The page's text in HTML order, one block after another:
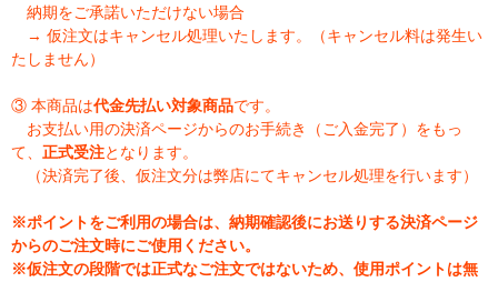
納期をご承諾いただけない場合
→ 仮注文はキャンセル処理いたします。（キャンセル料は発生い
たしません）
③ 本商品は代金先払い対象商品です。
お支払い用の決済ページからのお手続き（ご入金完了）をもっ
て、 正式受注となります。
（決済完了後、仮注文分は弊店にてキャンセル処理を行います）
※ポイントをご利用の場合は、納期確認後にお送りする決済ページ
からのご注文時にご使用ください。
※仮注文の段階では正式なご注文ではないため、使用ポイントは無